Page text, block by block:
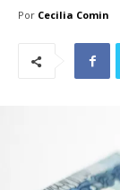
Por Cecilia Comin